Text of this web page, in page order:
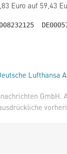
Euro auf 59,43
Lufthansa